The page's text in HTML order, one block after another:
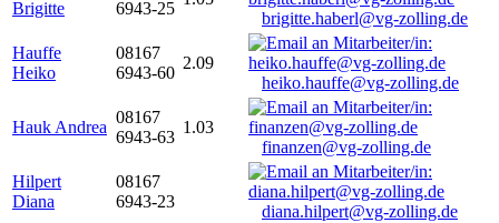
Brigitte
6943-25
brigitte.haberl@vg-zolling.de
Hauffe
Heiko
08167
6943-60
2.09
heiko.hauffe@vg-zolling.de
Hauk Andrea
08167
6943-63
1.03
finanzen@vg-zolling.de
Hilpert
Diana
08167
6943-23
diana.hilpert@vg-zolling.de